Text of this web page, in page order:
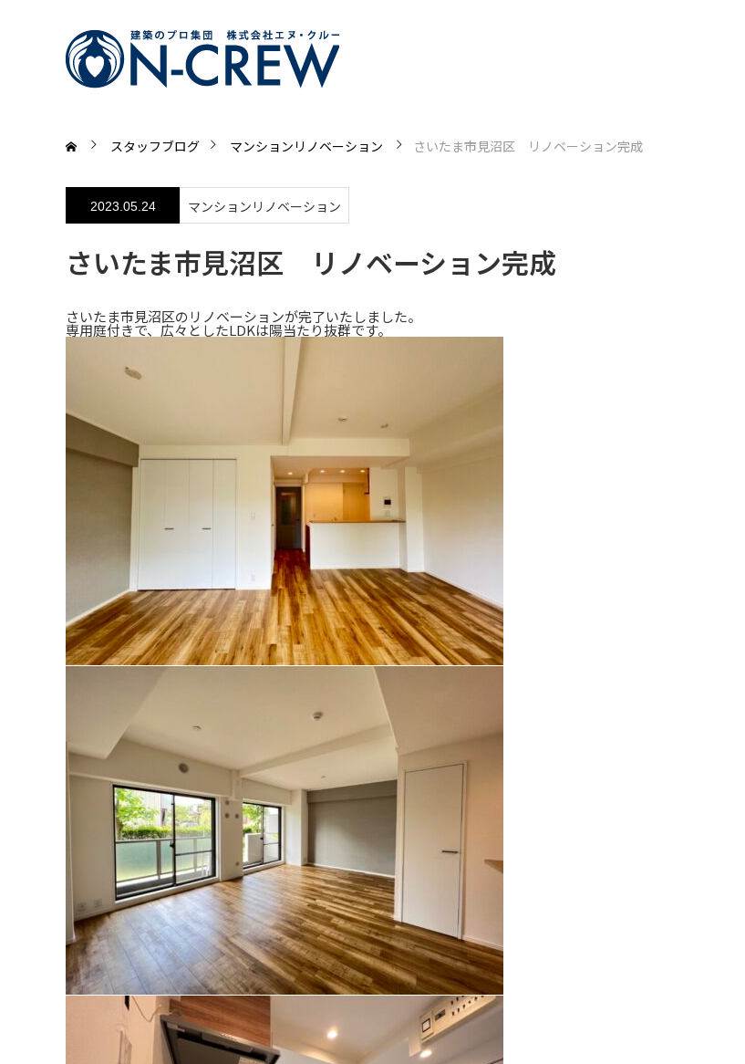
スタッフブログ マンションリノベーション さいたま市見沼区 リノベーション完成
2023.05.24 マンションリノベーション
さいたま市見沼区 リノベーション完成
さいたま市見沼区のリノベーションが完了いたしました。
専用庭付きで、広々としたLDKは陽当たり抜群です。